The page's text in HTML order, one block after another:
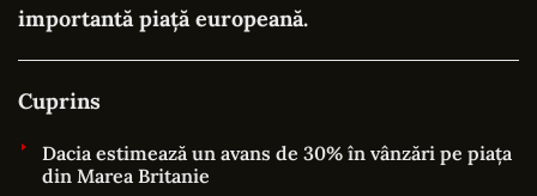
importantă piață europeană.
Cuprins
Dacia estimează un avans de 30% în vânzări pe piața
din Marea Britanie